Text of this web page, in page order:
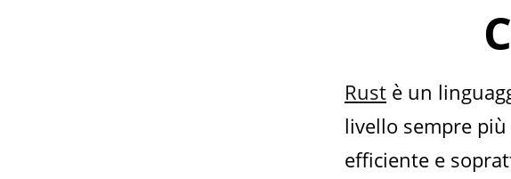
Rust è un
livello sempre
efficiente e